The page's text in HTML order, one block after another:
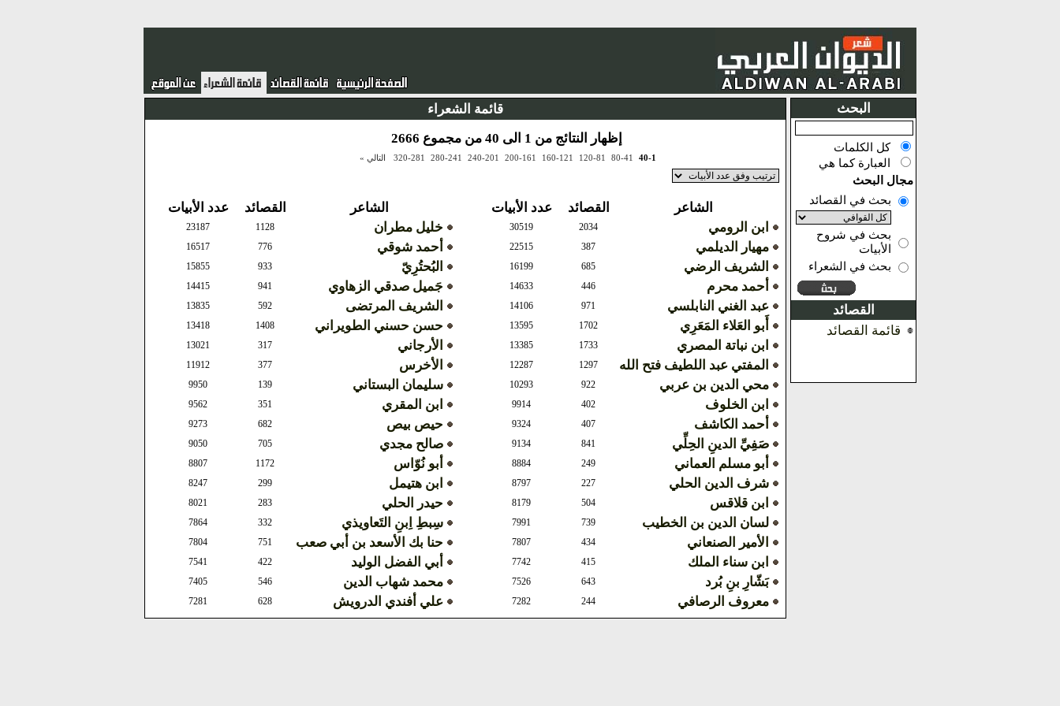
البحث
كل الكلمات
العبارة كما هي
مجال البحث
بحث في القصائد
بحث في شروح
الأبيات
بحث في الشعراء
القصائد
قائمة القصائد
قائمة الشعراء
إظهار النتائج من 1 الى 40 من مجموع 2666
40-1
80-41
120-81
160-121
200-161
240-201
280-241
320-281 التالي »
الشاعر القصائد عدد الأبيات الشاعر القصائد
عدد الأبيات
ابن الرومي
2034
30519 خليل مطران 1128
23187
مهيار الديلمي 387
22515 أحمد شوقي 776
16517
الشريف الرضي 685
16199 البُحتُرِيّ 933
15855
أحمد محرم 446
14633 جَميل صدقي الزهاوي 941
14415
عبد الغني النابلسي 971
14106 الشريف المرتضى 592
13835
أَبو العَلاء المَعَرِي 1702
13595 حسن حسني الطويراني 1408
13418
ابن نباتة المصري 1733
13385 الأرجاني 317
13021
المفتي عبد اللطيف فتح الله 1297
12287 الأخرس 377
11912
محي الدين بن عربي 922
10293 سليمان البستاني 139
9950
ابن الخلوف 402
9914 ابن المقري 351
9562
أحمد الكاشف 407
9324 حيص بيص 682
9273
صَفِيِّ الدينِ الحِلِّي 841
9134 صالح مجدي 705
9050
أبو مسلم العماني 249
8884 أبو نُوّاس 1172
8807
شرف الدين الحلي 227
8797 ابن هتيمل 299
8247
ابن قلاقس 504
8179 حيدر الحلي 283
8021
لسان الدين بن الخطيب 739
7991 سِبطِ اِبنِ التَعاويذي 332
7864
الأمير الصنعاني 434
7807 حنا بك الأسعد بن أبي صعب 751
7804
ابن سناء الملك 415
7742 أبي الفضل الوليد 422
7541
بَشّارِ بنِ بُرد 643
7526 محمد شهاب الدين 546
7405
معروف الرصافي 244
7282 علي أفندي الدرويش 628
7281